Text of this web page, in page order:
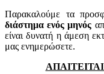
Παρακαλούμε τα
διάστημα ενός μηνός
είναι δυνατή η άμεση
μας ενημερώσετε.